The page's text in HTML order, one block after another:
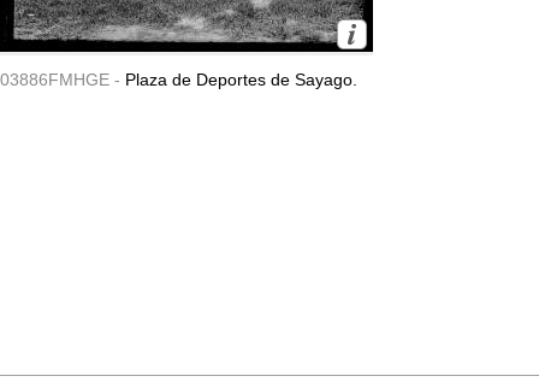
03886FMHGE - Plaza de Deportes de Sayago.